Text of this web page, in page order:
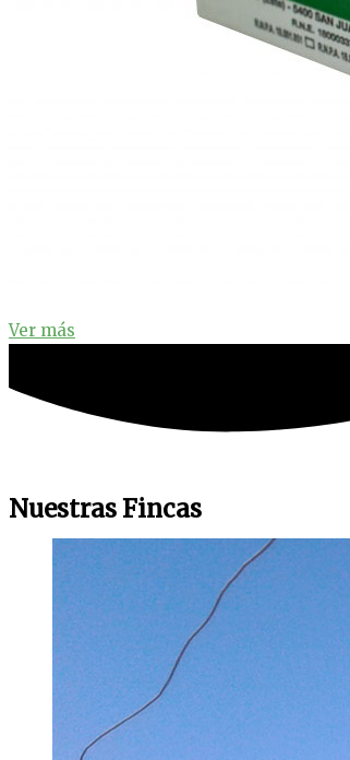
Ver más
Nuestras Fincas